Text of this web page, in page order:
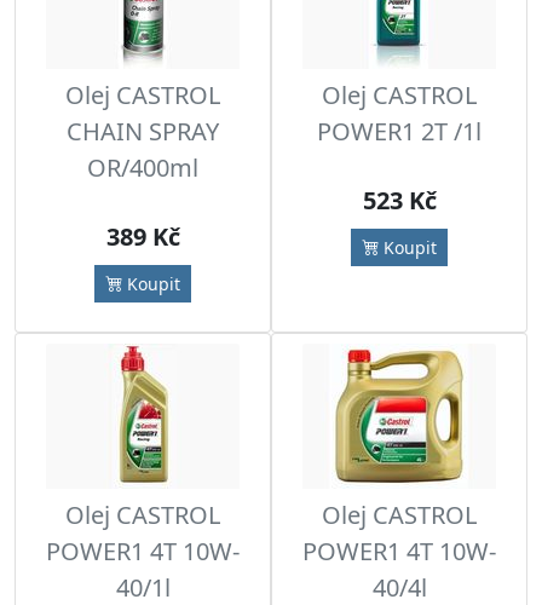
Olej CASTROL
CHAIN SPRAY
OR/400ml
389 Kč
Koupit
Olej CASTROL
POWER1 2T /1l
523 Kč
Koupit
Olej CASTROL
POWER1 4T 10W-
40/1l
Olej CASTROL
POWER1 4T 10W-
40/4l